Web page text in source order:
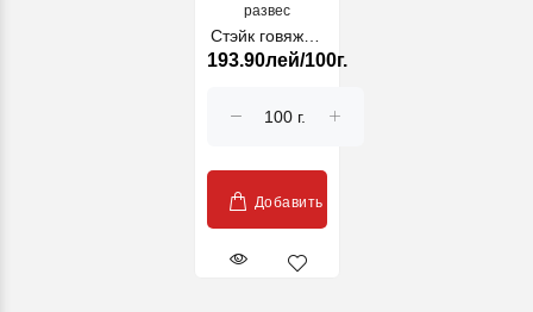
развес
Стэйк говяжий
Angus Ribeye
193.90лей/100г.
Добавить